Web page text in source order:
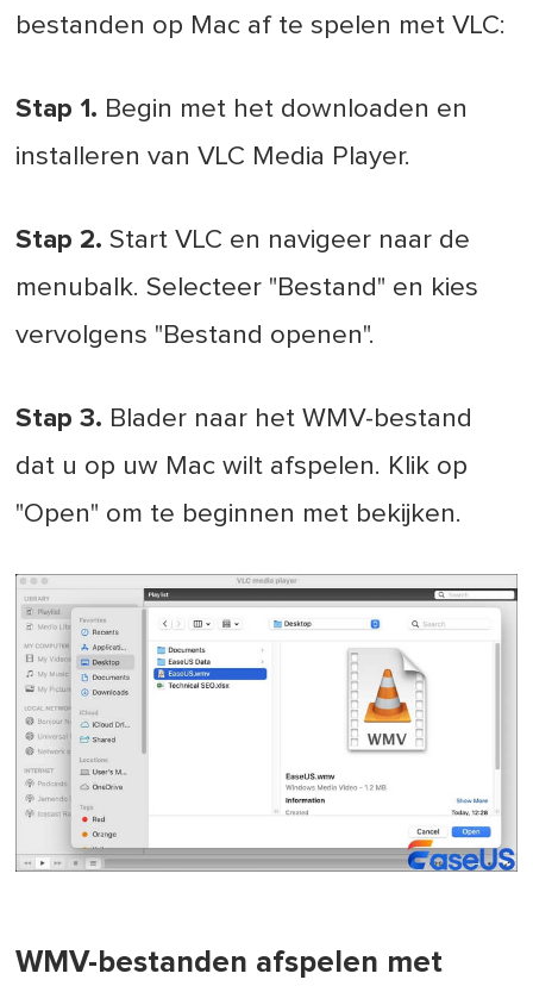
bestanden op Mac af te spelen met VLC:
Stap 1. Begin met het downloaden en
installeren van VLC Media Player.
Stap 2. Start VLC en navigeer naar de
menubalk. Selecteer "Bestand" en kies
vervolgens "Bestand openen".
Stap 3. Blader naar het WMV-bestand
dat u op uw Mac wilt afspelen. Klik op
"Open" om te beginnen met bekijken.
WMV-bestanden afspelen met